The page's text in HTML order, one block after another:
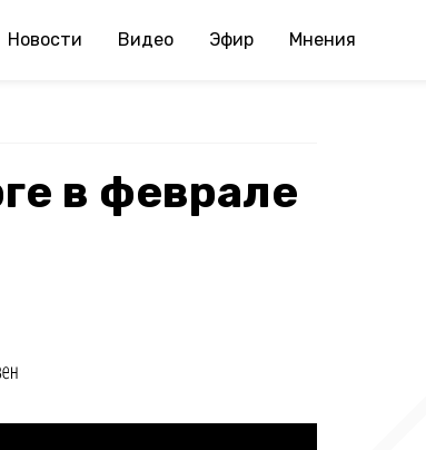
Новости Видео Эфир Мнения
в феврале